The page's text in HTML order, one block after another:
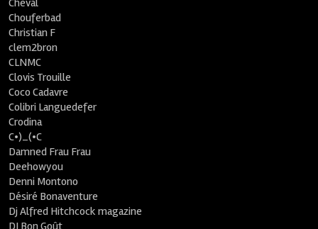
Cheval
Chouferbad
Christian F
clem2bron
CLNMC
Clovis Trouille
Coco Cadavre
Colibri Languedefer
Crodina
C•)_(•C
Damned Frau Frau
Deehowyou
Denni Montono
Désiré Bonaventure
Dj Alfred Hitchcock magazine
DJ Bon Goût